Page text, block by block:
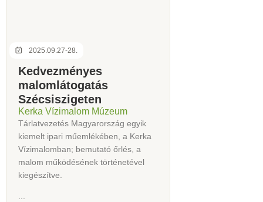
2025.09.27-28.
Kedvezményes
malomlátogatás
Szécsiszigeten
Kerka Vízimalom Múzeum
Tárlatvezetés Magyarország egyik
kiemelt ipari műemlékében, a Kerka
Vízimalomban; bemutató őrlés, a
malom működésének történetével
kiegészítve.
...